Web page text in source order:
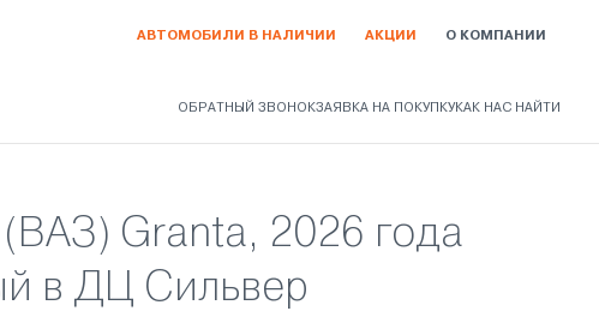
АВТОМОБИЛИ В НАЛИЧИИ АКЦИИ О КОМПАНИИ
ОБРАТНЫЙ ЗВОНОКЗАЯВКА НА ПОКУПКУ КАК НАС НАЙТИ
Granta, 2026 года
в ДЦ Сильвер